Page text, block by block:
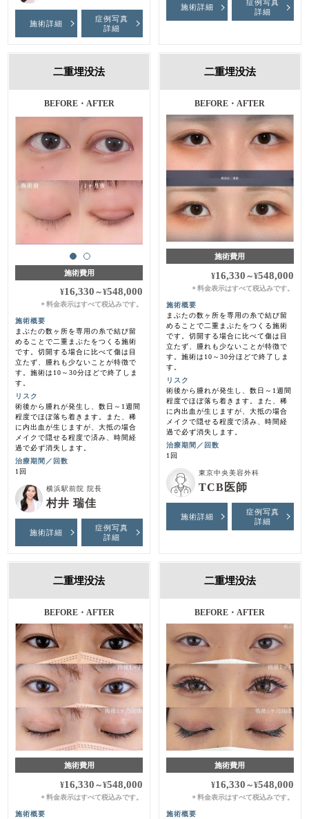
施術詳細
症例写真
詳細
施術詳細
症例写真
詳細
二重埋没法
BEFORE・AFTER
施術費用
¥16,330 ～¥548,000
＊料金表示はすべて税込みです。
施術概要
まぶたの数ヶ所を専用の糸で結び留
めることで二重まぶたをつくる施術
です。切開する場合に比べて傷は目
立たず、腫れも少ないことが特徴で
す。施術は10～30分ほどで終了しま
す。
リスク
術後から腫れが発生し、数日～1週間
程度でほぼ落ち着きます。また、稀
に内出血が生じますが、大抵の場合
メイクで隠せる程度で済み、時間経
過で必ず消失します。
治療期間／回数
1回
横浜駅前院 院長
村井 瑞佳
施術詳細
症例写真
詳細
二重埋没法
BEFORE・AFTER
施術費用
¥16,330 ～¥548,000
＊ 料金表示はすべて税込みです。
施術概要
まぶたの数ヶ所を専用の糸で結び留
めることで二重まぶたをつくる施術
です。切開する場合に比べて傷は目
立たず、腫れも少ないことが特徴で
す。施術は10～30分ほどで終了しま
す。
リスク
術後から腫れが発生し、数日～1週間
程度でほぼ落ち着きます。また、稀
に内出血が生じますが、大抵の場合
メイクで隠せる程度で済み、時間経
過で必ず消失します。
治療期間／回数
1回
東京中央美容外科
TCB医師
施術詳細
症例写真
詳細
二重埋没法
BEFORE・AFTER
施術費用
¥16,330 ～¥548,000
＊料金表示はすべて税込みです。
施術概要
二重埋没法
BEFORE・AFTER
施術費用
¥16,330 ～¥548,000
＊ 料金表示はすべて税込みです。
施術概要